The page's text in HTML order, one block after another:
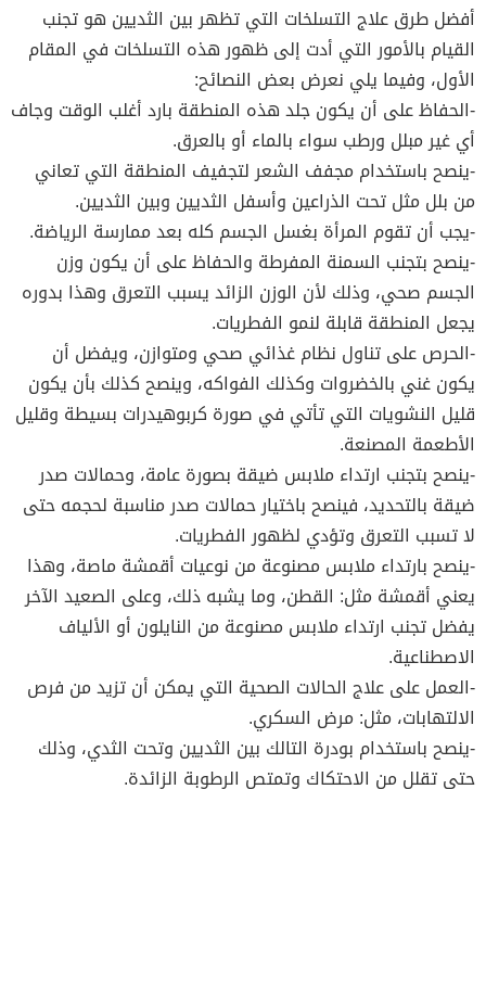
أفضل طرق علاج التسلخات التي تظهر بين الثديين هو تجنب
القيام بالأمور التي أدت إلى ظهور هذه التسلخات في المقام
الأول، وفيما يلي نعرض بعض النصائح:
-الحفاظ على أن يكون جلد هذه المنطقة بارد أغلب الوقت وجاف
أي غير مبلل ورطب سواء بالماء أو بالعرق.
-ينصح باستخدام مجفف الشعر لتجفيف المنطقة التي تعاني
من بلل مثل تحت الذراعين وأسفل الثديين وبين الثديين.
-يجب أن تقوم المرأة بغسل الجسم كله بعد ممارسة الرياضة.
-ينصح بتجنب السمنة المفرطة والحفاظ على أن يكون وزن
الجسم صحي، وذلك لأن الوزن الزائد يسبب التعرق وهذا بدوره
يجعل المنطقة قابلة لنمو الفطريات.
-الحرص على تناول نظام غذائي صحي ومتوازن، ويفضل أن
يكون غني بالخضروات وكذلك الفواكه، وينصح كذلك بأن يكون
قليل النشويات التي تأتي في صورة كربوهيدرات بسيطة وقليل
الأطعمة المصنعة.
-ينصح بتجنب ارتداء ملابس ضيقة بصورة عامة، وحمالات صدر
ضيقة بالتحديد، فينصح باختيار حمالات صدر مناسبة لحجمه حتى
لا تسبب التعرق وتؤدي لظهور الفطريات.
-ينصح بارتداء ملابس مصنوعة من نوعيات أقمشة ماصة، وهذا
يعني أقمشة مثل: القطن، وما يشبه ذلك، وعلى الصعيد الآخر
يفضل تجنب ارتداء ملابس مصنوعة من النايلون أو الألياف
الاصطناعية.
-العمل على علاج الحالات الصحية التي يمكن أن تزيد من فرص
الالتهابات، مثل: مرض السكري.
-ينصح باستخدام بودرة التالك بين الثديين وتحت الثدي، وذلك
حتى تقلل من الاحتكاك وتمتص الرطوبة الزائدة.